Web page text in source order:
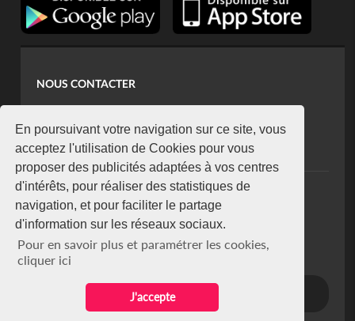
En poursuivant votre navigation sur ce site, vous
acceptez l'utilisation de Cookies pour vous
proposer des publicités adaptées à vos centres
d'intérêts, pour réaliser des statistiques de
navigation, et pour faciliter le partage
d'information sur les réseaux sociaux.
Pour en savoir plus et paramétrer les cookies,
cliquer ici
J'accepte
NOUS CONTACTER
koaci@yahoo.fr
+225 07 08 85 52 93
NEWSLETTER
Restez connecté via notre newsletter
S'abonner
Se désabonner